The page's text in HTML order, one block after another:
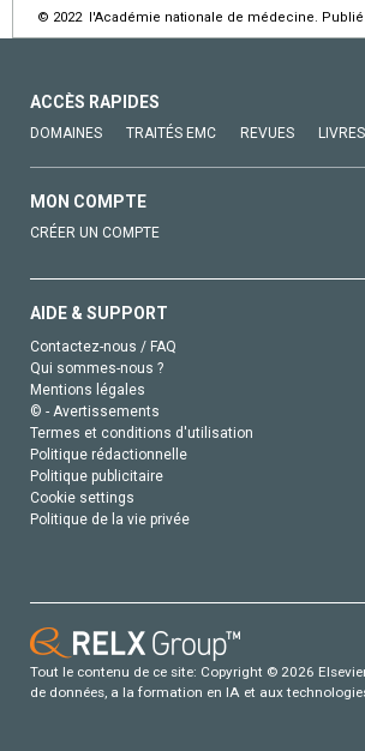
© 2022 l'Académie nationale de médecine. Publié
ACCÈS RAPIDES
DOMAINES TRAITÉS EMC REVUES LIVRES
MON COMPTE
CRÉER UN COMPTE
AIDE & SUPPORT
Contactez-nous / FAQ
Qui sommes-nous ?
Mentions légales
© - Avertissements
Termes et conditions d'utilisation
Politique rédactionnelle
Politique publicitaire
Cookie settings
Politique de la vie privée
Tout le contenu de ce site: Copyright © 2026
de données, a la formation en IA et aux